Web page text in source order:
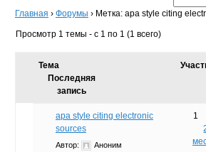
Главная › Форумы › Метка: apa style citing
Просмотр 1 темы - с 1 по 1 (1 всего)
Тема
Последняя
запись
apa style citing electronic
sources
Автор:
Аноним
1